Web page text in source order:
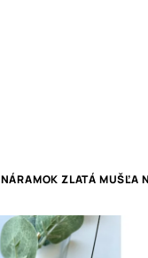
NÁRAMOK ZLATÁ MUŠĽA